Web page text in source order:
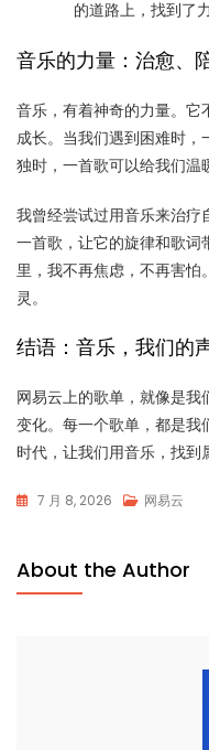
的道路上，找到了
音乐的力量：治愈、
音乐，有着神奇的力量。它
成长。当我们遇到困难时
独时，一首歌可以给我们温
我曾经尝试过用音乐来治疗
一首歌，让它的旋律和歌词
里，我不再焦虑，不再害
灵。
结语：音乐，我们的
网易云上的歌单，就像是
变化。每一个歌单，都是我
时代，让我们用音乐，找到
7 月 8, 2026 网易云
About the Author